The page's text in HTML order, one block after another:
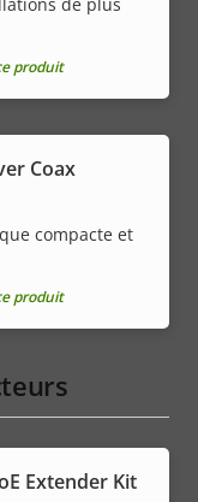
produit
Coax
compacte et
produit
Extender Kit